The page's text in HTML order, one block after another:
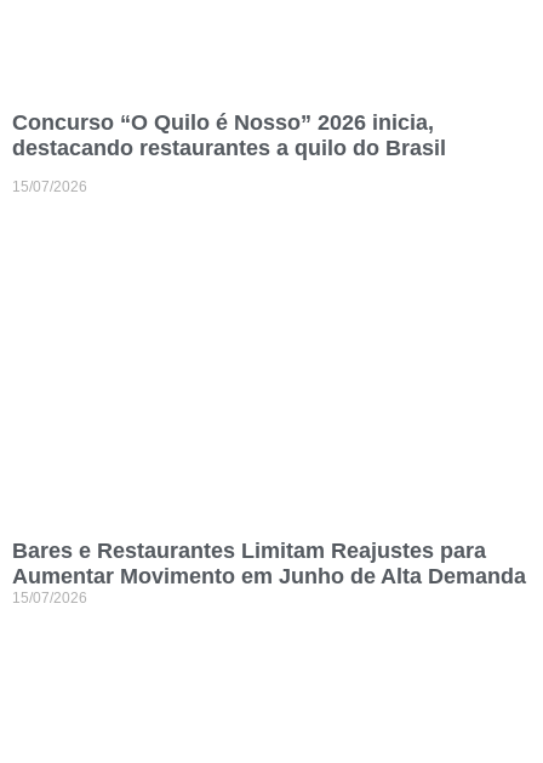
Concurso “O Quilo é Nosso” 2026 inicia,
destacando restaurantes a quilo do Brasil
15/07/2026
Bares e Restaurantes Limitam Reajustes para
Aumentar Movimento em Junho de Alta Demanda
15/07/2026